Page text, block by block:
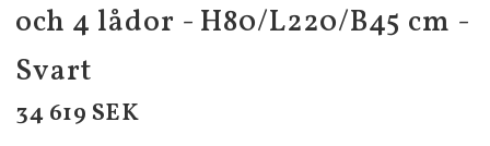
och 4 lådor - H80/L220/B45 cm -
Svart
34 619 SEK